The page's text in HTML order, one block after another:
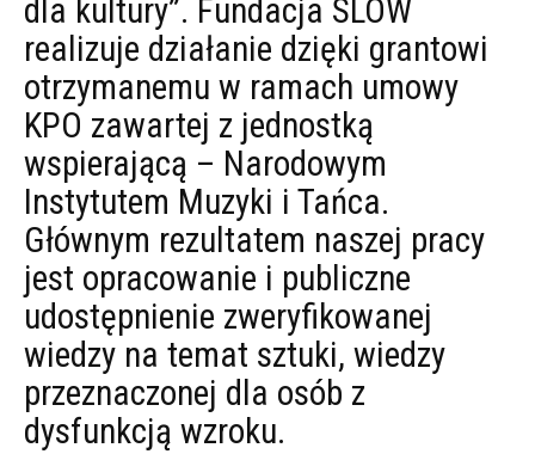
dla kultury”. Fundacja SLOW
realizuje działanie dzięki grantowi
otrzymanemu w ramach umowy
KPO zawartej z jednostką
wspierającą – Narodowym
Instytutem Muzyki i Tańca.
Głównym rezultatem naszej pracy
jest opracowanie i publiczne
udostępnienie zweryfikowanej
wiedzy na temat sztuki, wiedzy
przeznaczonej dla osób z
dysfunkcją wzroku.